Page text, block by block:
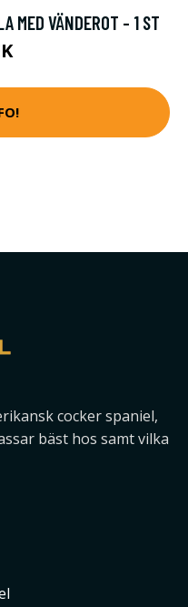
MED VÄNDEROT - 1 ST
cocker spaniel,
bäst hos samt vilka